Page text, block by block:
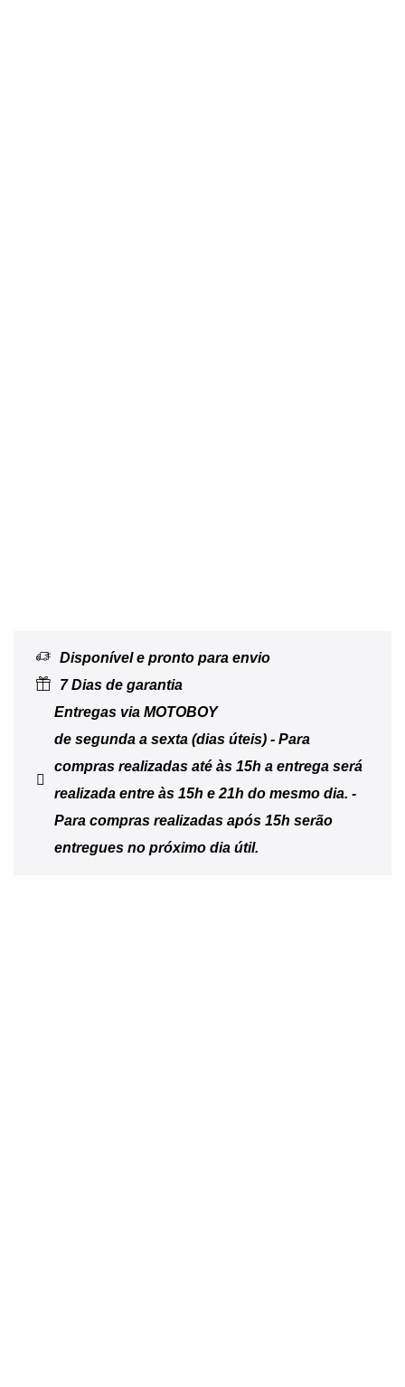
Disponível e pronto para envio
7 Dias de garantia
Entregas via MOTOBOY
de segunda a sexta (dias úteis) - Para
compras realizadas até às 15h a entrega será
realizada entre às 15h e 21h do mesmo dia. -
Para compras realizadas após 15h serão
entregues no próximo dia útil.